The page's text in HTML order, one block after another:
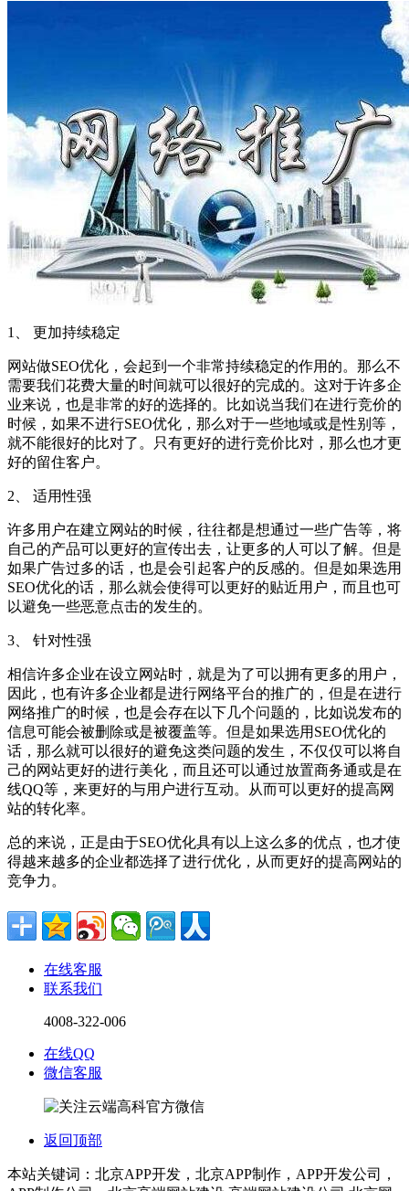
1、 更加持续稳定
网站做SEO优化，会起到一个非常持续稳定的作用的。那么不
需要我们花费大量的时间就可以很好的完成的。这对于许多企
业来说，也是非常的好的选择的。比如说当我们在进行竞价的
时候，如果不进行SEO优化，那么对于一些地域或是性别等，
就不能很好的比对了。只有更好的进行竞价比对，那么也才更
好的留住客户。
2、 适用性强
许多用户在建立网站的时候，往往都是想通过一些广告等，将
自己的产品可以更好的宣传出去，让更多的人可以了解。但是
如果广告过多的话，也是会引起客户的反感的。但是如果选用
SEO优化的话，那么就会使得可以更好的贴近用户，而且也可
以避免一些恶意点击的发生的。
3、 针对性强
相信许多企业在设立网站时，就是为了可以拥有更多的用户，
因此，也有许多企业都是进行网络平台的推广的，但是在进行
网络推广的时候，也是会存在以下几个问题的，比如说发布的
信息可能会被删除或是被覆盖等。但是如果选用SEO优化的
话，那么就可以很好的避免这类问题的发生，不仅仅可以将自
己的网站更好的进行美化，而且还可以通过放置商务通或是在
线QQ等，来更好的与用户进行互动。从而可以更好的提高网
站的转化率。
总的来说，正是由于SEO优化具有以上这么多的优点，也才使
得越来越多的企业都选择了进行优化，从而更好的提高网站的
竞争力。
在线客服
联系我们
4008-322-006
在线QQ
微信客服
返回顶部
本站关键词：北京APP开发，北京APP制作，APP开发公司，